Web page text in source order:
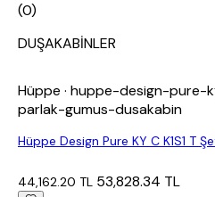
(0)
DUŞAKABİNLER
Hüppe · huppe-design-pure-
parlak-gumus-dusakabin
Hüppe Design Pure KY C K1S1 T
44,162.20 TL 53,828.34 TL